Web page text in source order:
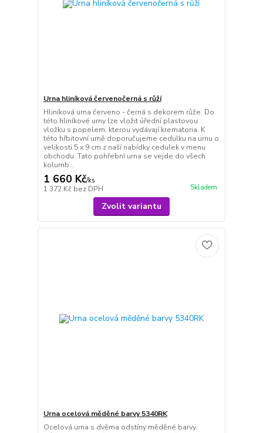
Urna hliníková červenočerná s růží
Hliníková urna červeno - černá s dekorem růže. Do
této hliníkové urny lze vložit úřední plastovou
vložku s popelem, kterou vydávají krematoria. K
této hřbitovní urně doporučujeme cedulku na urnu o
velikosti 5 x 9 cm z naší nabídky cedulek v menu
obchodu. Tato pohřební urna se vejde do všech
kolumb...
1 660 Kč/ks
1 372 Kč bez DPH Skladem
Zvolit variantu
Urna ocelová měděné barvy 5340RK
Ocelová urna s dvěma odstíny měděné barvy.